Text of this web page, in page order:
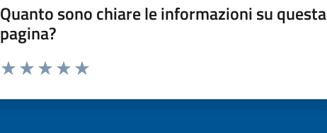
Quanto sono chiare le informazioni su questa
pagina?
Valuta da 1 a 5 stelle la pagina